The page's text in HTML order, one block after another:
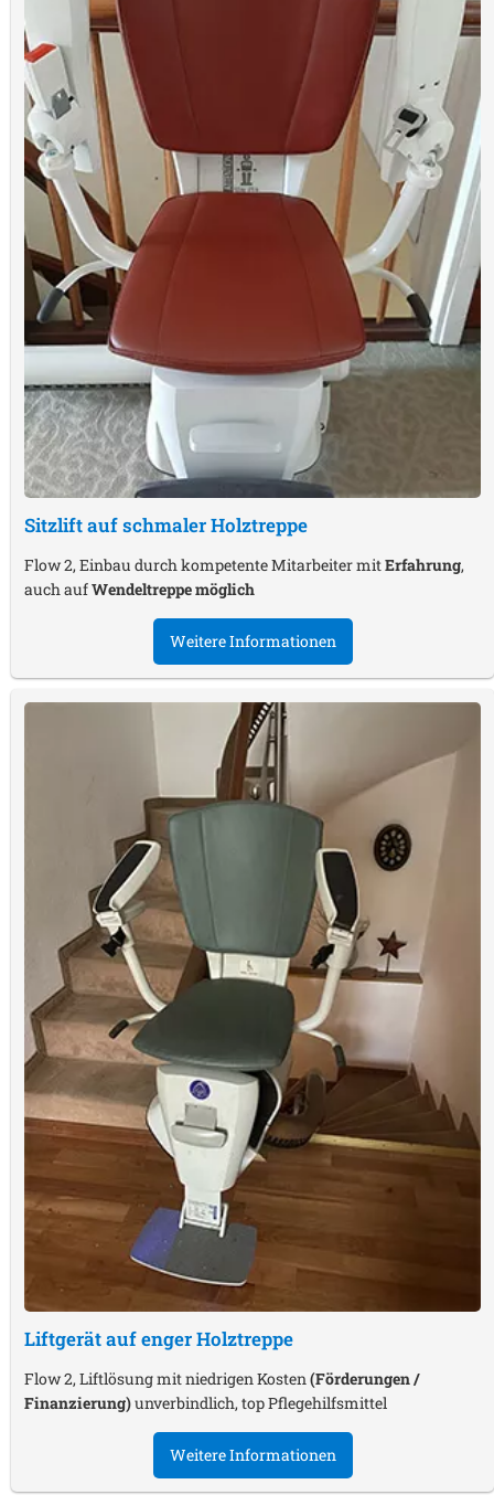
Sitzlift auf schmaler Holztreppe
Flow 2, Einbau durch kompetente Mitarbeiter mitErfahrung,
auch aufWendeltreppe möglich
Weitere Informationen
Liftgerät auf enger Holztreppe
Flow 2, Liftlösung mit niedrigen Kosten (Förderungen /
Finanzierung)unverbindlich, top Pflegehilfsmittel
Weitere Informationen